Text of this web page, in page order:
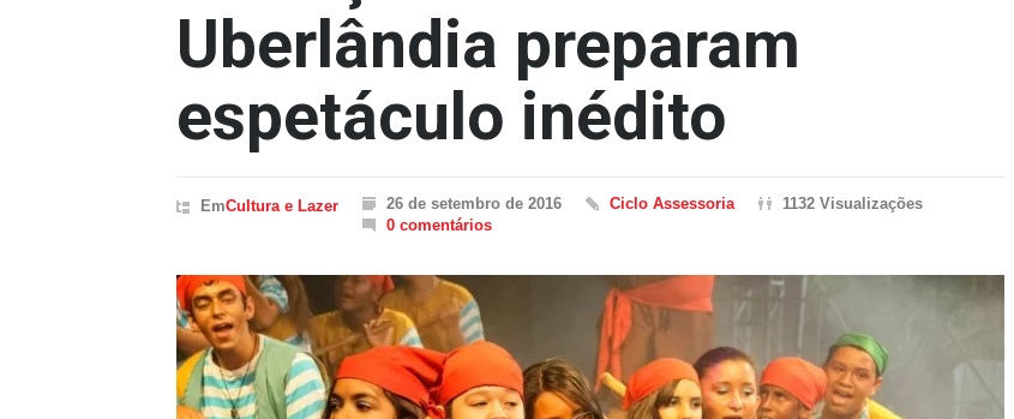
Uberlândia preparam
espetáculo inédito
EmCultura e Lazer 26 de setembro de 2016 Ciclo Assessoria
1132 Visualizações
0 comentários